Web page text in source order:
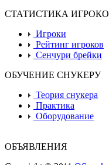
СТАТИСТИКА
Игроки
Рейтинг игроков
Сенчури брейки
ОБУЧЕНИЕ СНУКЕРУ
Теория снукера
Практика
Оборудование
ОБЪЯВЛЕНИЯ